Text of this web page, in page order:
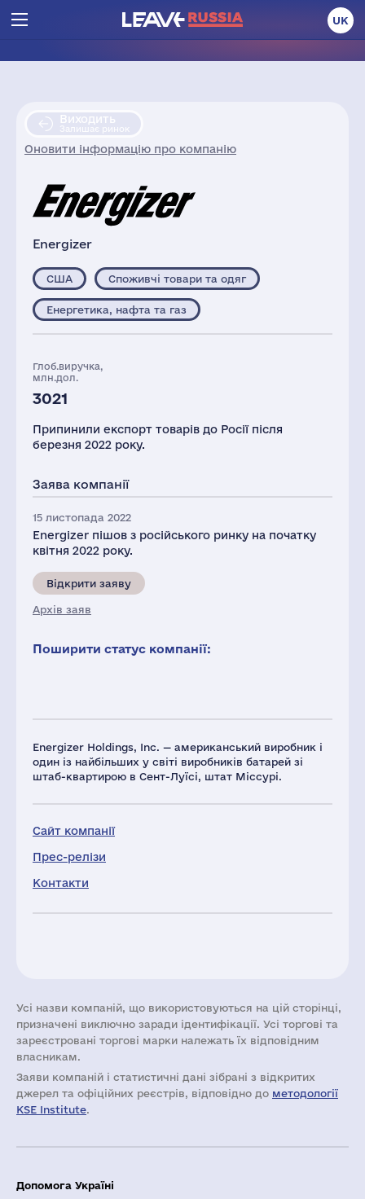
UK
Виходить
Залишає ринок
Оновити інформацію про компанію
Energizer
Energizer Holdings, Inc. — американський виробник і
один із найбільших у світі виробників батарей зі
штаб-квартирою в Сент-Луїсі, штат Міссурі.
Сайт компанії
Прес-релізи
Контакти
США Споживчі товари та одяг
Енергетика, нафта та газ
Глоб.виручка,
млн.дол.
3021
Припинили експорт товарів до Росії після
березня 2022 року.
Заява компанії
15 листопада 2022
Energizer пішов з російського ринку на початку
квітня 2022 року.
Відкрити заяву
Архів заяв
Поширити статус компанії:
Усі назви компаній, що використовуються на цій сторінці,
призначені виключно заради ідентифікації. Усі торгові та
зареєстровані торгові марки належать їх відповідним
власникам.
Заяви компаній i статистичні дані зібрані з відкритих
джерел та офіційних реєстрів, відповідно до методології
KSE Institute.
Допомога Україні